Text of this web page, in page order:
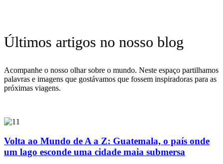
Últimos artigos no nosso blog
Acompanhe o nosso olhar sobre o mundo. Neste espaço partilhamos
palavras e imagens que gostávamos que fossem inspiradoras para as
próximas viagens.
Volta ao Mundo de A a Z: Guatemala, o país onde
um lago esconde uma cidade maia submersa